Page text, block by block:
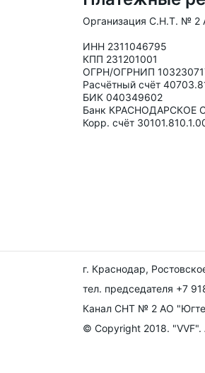
Организация С.Н.Т. № 2
ИНН 2311046795
КПП 231201001
ОГРН/ОГРНИП
Расчётный счёт
БИК 040349602
Банк КРАСНОДАРСКОЕ
Корр. счёт
г. Краснодар,
тел. председателя +7
Канал СНТ № 2 АО
© Copyright 2018. "VVF".